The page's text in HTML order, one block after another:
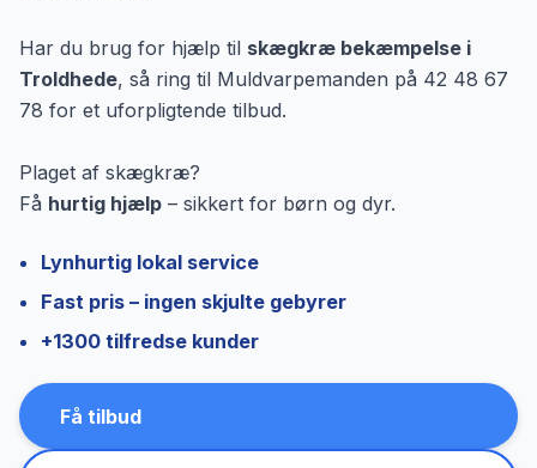
Har du brug for hjælp til skægkræ bekæmpelse i
Troldhede, så ring til Muldvarpemanden på 42 48 67
78 for et uforpligtende tilbud.
Plaget af skægkræ?
Få hurtig hjælp – sikkert for børn og dyr.
Lynhurtig lokal service
Fast pris – ingen skjulte gebyrer
+1300 tilfredse kunder
Få tilbud